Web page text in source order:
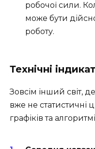
робочої сили.
може бути
роботу.
Технічні
Зовсім інший світ,
вже не статистичні
графіків та